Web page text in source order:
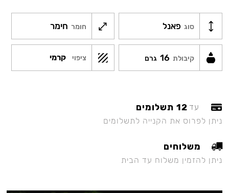
סוג פאנל חומר חימר
קיבולת 16 גרם ציפוי קרמי
עד 12 תשלומים
ניתן לפרוס את הקנייה לתשלומים
משלוחים
ניתן להזמין משלוח עד הבית